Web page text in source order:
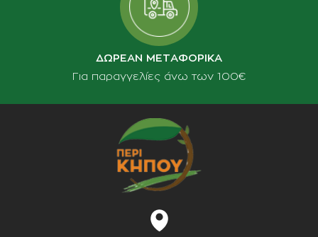
ΔΩΡΕΑΝ ΜΕΤΑΦΟΡΙΚΑ
Για παραγγελίες άνω των 100€